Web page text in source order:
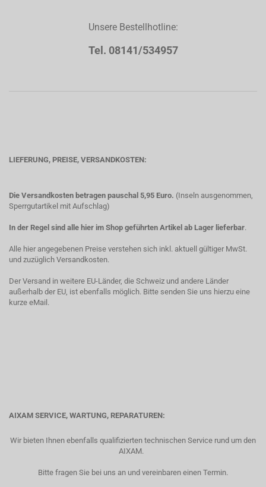
Unsere Bestellhotline:
Tel. 08141/534957
LIEFERUNG, PREISE, VERSANDKOSTEN:
Die Versandkosten betragen pauschal 5,95 Euro. (Inseln ausgenommen,
Sperrgutartikel mit Aufschlag)
In der Regel sind alle hier im Shop geführten Artikel ab Lager lieferbar.
Alle hier angegebenen Preise verstehen sich inkl. aktuell gültiger MwSt.
und zuzüglich Versandkosten.
Der Versand in weitere EU-Länder, die Schweiz und andere Länder
außerhalb der EU, ist ebenfalls möglich. Bitte senden Sie uns hierzu eine
kurze eMail.
AIXAM SERVICE, WARTUNG, REPARATUREN:
Wir bieten Ihnen ebenfalls qualifizierten technischen Service rund um den
AIXAM.
Bitte fragen Sie bei uns an und vereinbaren einen Termin.